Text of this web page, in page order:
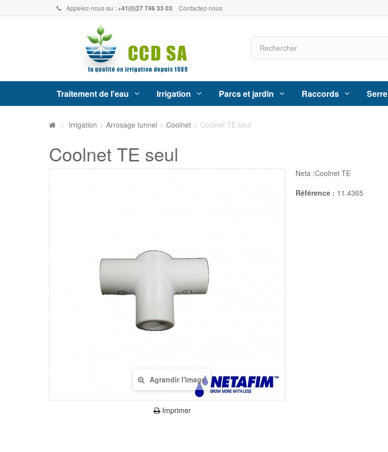
Appelez-nous au :+41(0)27 746 33 03 Contactez-nous
Traitement de l'eau Irrigation Parcs et jardin Raccords Serre
> Irrigation > Arrosage tunnel > Coolnet > Coolnet TE seul
Coolnet TE seul
Agrandir l'image
Imprimer
Neta :Coolnet TE
Référence : 11.4365